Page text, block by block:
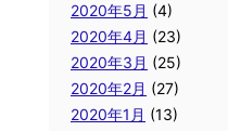
2020年5月 (4)
2020年4月 (23)
2020年3月 (25)
2020年2月 (27)
2020年1月 (13)